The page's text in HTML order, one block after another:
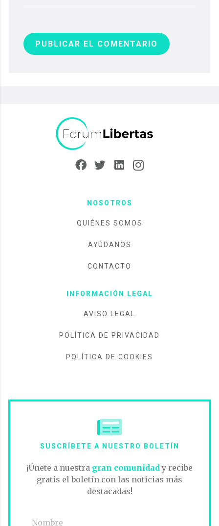
PUBLICAR EL COMENTARIO
NOSOTROS
QUIÉNES SOMOS
AYÚDANOS
CONTACTO
INFORMACIÓN LEGAL
AVISO LEGAL
POLÍTICA DE PRIVACIDAD
POLÍTICA DE COOKIES
SUSCRÍBETE A NUESTRO BOLETÍN
¡Únete a nuestra gran comunidady recibe
gratis el boletín con las noticias más
destacadas!